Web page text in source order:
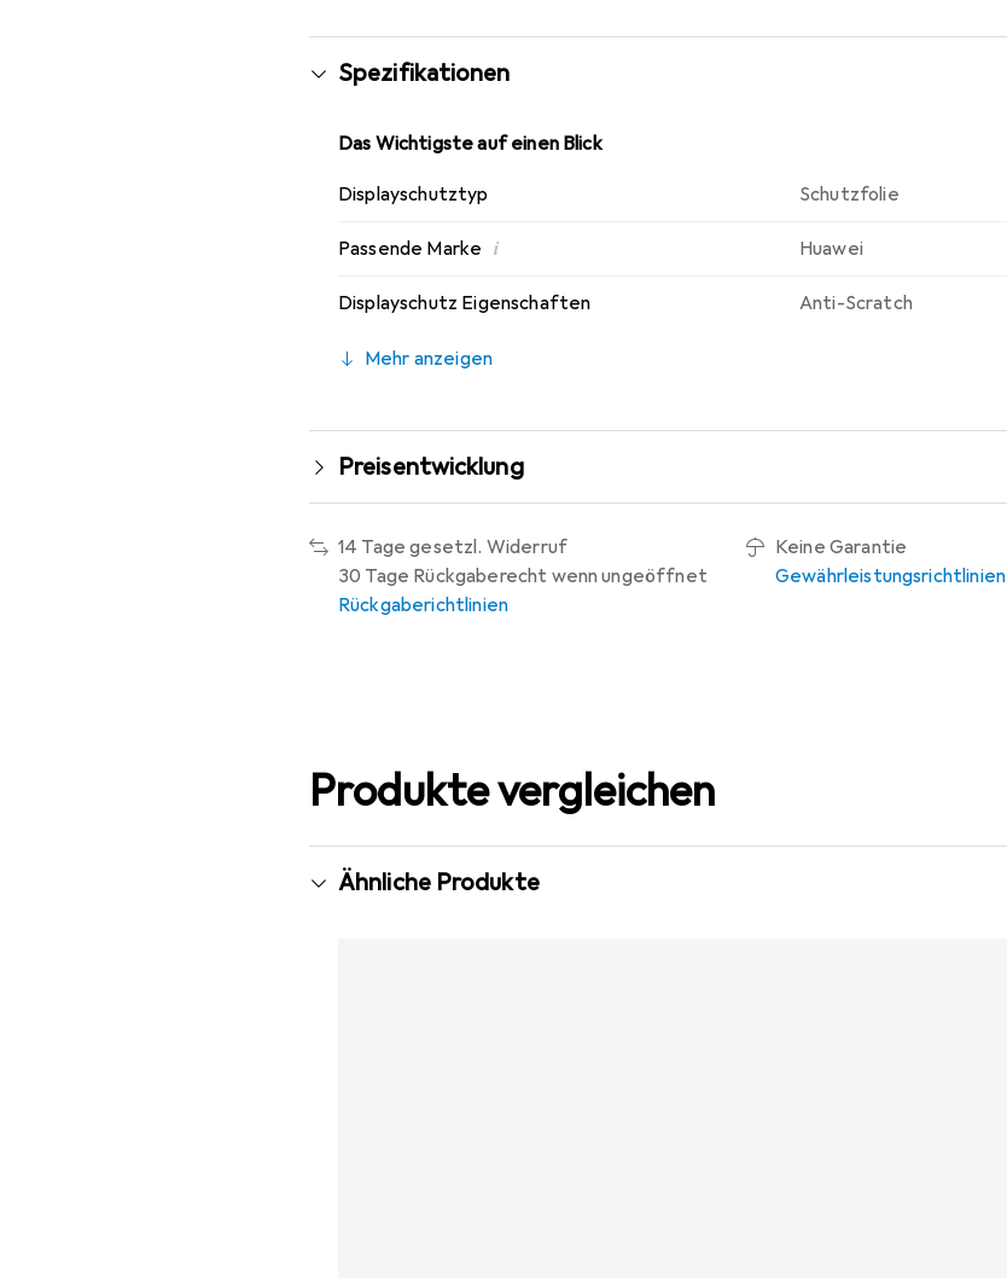
Auftragen der Huawei P Smart S Folie wird die Luft verdrängt und schmiegt
Jederzeit rückstandsfrei entfernbar!.
Spezifikationen
Das Wichtigste auf einen Blick
Displayschutztyp Schutzfolie
Passende Marke i Huawei
Displayschutz Eigenschaften Anti-Scratch
Mehr anzeigen
Preisentwicklung
14 Tage gesetzl. Widerruf
30 Tage Rückgaberecht wenn ungeöffnet
Rückgaberichtlinien
Keine Garantie
Gewährleistungsrichtlinien
Produkte vergleichen
Ähnliche Produkte